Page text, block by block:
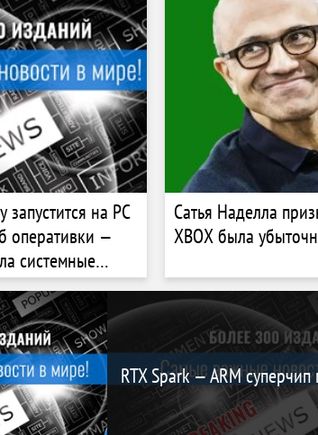
запустится на PC
оперативки —
системные
Сатья Наделла
XBOX была
RTX Spark — ARM